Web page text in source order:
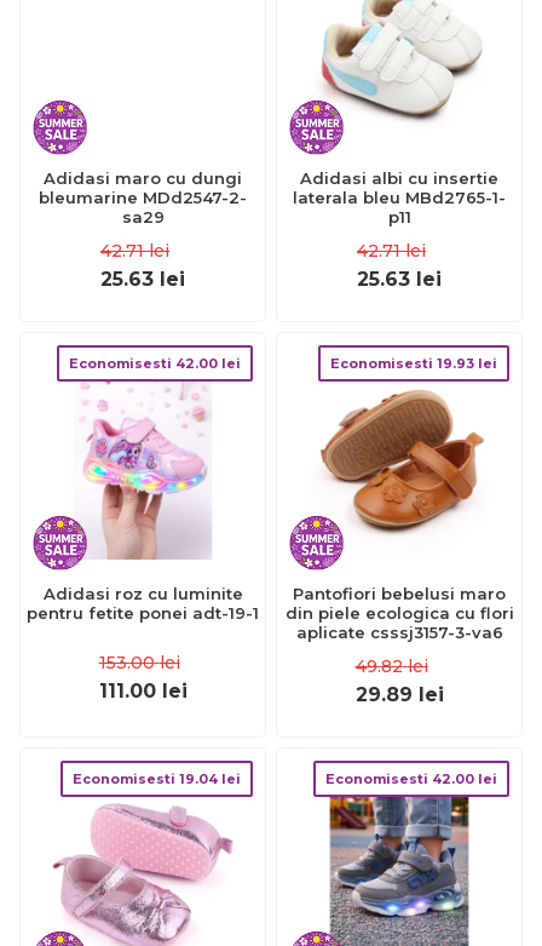
Adidasi albi cu insertie
laterala bleu MBd2765-1-
p11
42.71 lei
25.63 lei
Economisesti 42.00 lei
Adidasi roz cu luminite
pentru fetite ponei adt-19-1
153.00 lei
111.00 lei
Economisesti 19.93 lei
Pantofiori bebelusi maro
din piele ecologica cu flori
aplicate csssj3157-3-va6
49.82 lei
29.89 lei
Economisesti 19.04 lei Economisesti 42.00 lei